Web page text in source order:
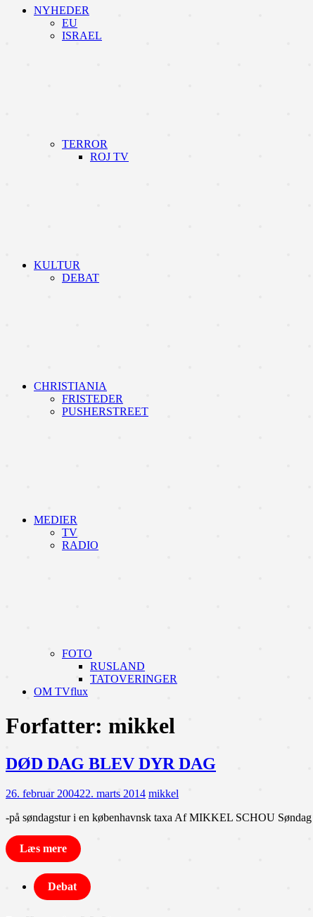
NYHEDER
EU
ISRAEL
TERROR
ROJ TV
KULTUR
DEBAT
CHRISTIANIA
FRISTEDER
PUSHERSTREET
MEDIER
TV
RADIO
FOTO
RUSLAND
TATOVERINGER
OM TVflux
Forfatter: mikkel
DØD DAG BLEV DYR DAG
26. februar 200422. marts 2014 mikkel
-på søndagstur i en københavnsk taxa Af MIKKEL SCHOU
Læs mere
Debat